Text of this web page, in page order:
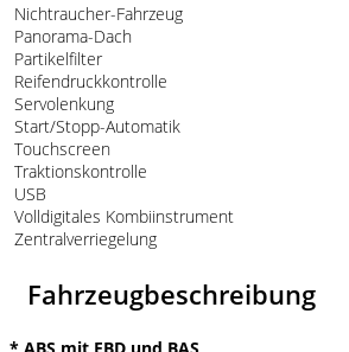
Nichtraucher-Fahrzeug
Panorama-Dach
Partikelfilter
Reifendruckkontrolle
Servolenkung
Start/Stopp-Automatik
Touchscreen
Traktionskontrolle
USB
Volldigitales Kombiinstrument
Zentralverriegelung
Fahrzeugbeschreibung
* ABS mit EBD und BAS